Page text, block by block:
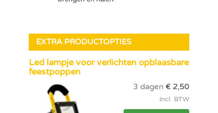
EXTRA PRODUCTOPTIES
Led lampje voor verlichten opblaasbare
feestpoppen
3 dagen € 2,50
Incl. BTW